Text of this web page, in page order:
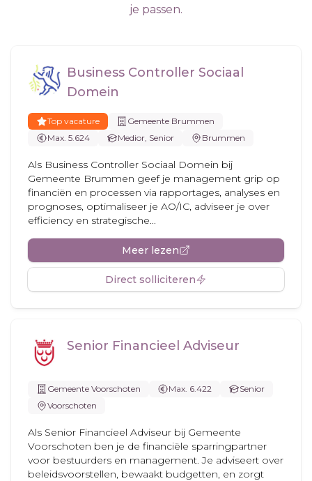
je passen.
Business Controller Sociaal
Domein
Top vacature
Gemeente Brummen
Max. 5.624
Medior, Senior Brummen
Als Business Controller Sociaal Domein bij
Gemeente Brummen geef je management grip op
financiën en processen via rapportages, analyses en
prognoses, optimaliseer je AO/IC, adviseer je over
efficiency en strategische...
Meer lezen
Direct solliciteren
Senior Financieel Adviseur
Gemeente Voorschoten Max. 6.422
Senior
Voorschoten
Als Senior Financieel Adviseur bij Gemeente
Voorschoten ben je de financiële sparringpartner
voor bestuurders en management. Je adviseert over
beleidsvoorstellen, bewaakt budgetten, en zorgt